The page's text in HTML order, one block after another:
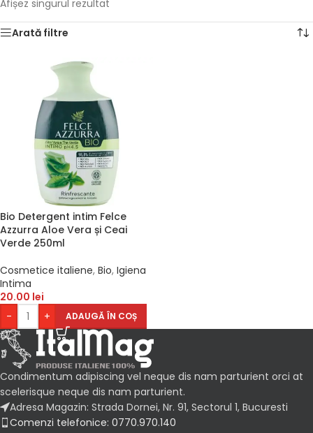
Afișez singurul rezultat
Arată filtre
Bio Detergent intim Felce
Azzurra Aloe Vera și Ceai
Verde 250ml
Cosmetice italiene, Bio, Igiena
Intima
20.00 lei
-
+ ADAUGĂ ÎN COȘ
Condimentum adipiscing vel neque dis nam parturient orci at
scelerisque neque dis nam parturient.
Adresa Magazin: Strada Dornei, Nr. 91, Sectorul 1, Bucuresti
Comenzi telefonice: 0770.970.140